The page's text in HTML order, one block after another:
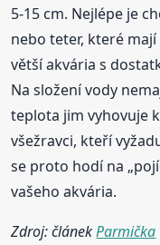
5-15 cm. Nejlépe je
nebo teter, které
větší akvária s
Na složení vody
teplota jim vyhovuje
všežravci, kteří
se proto hodí na
vašeho akvária.
Zdroj: článekParmička